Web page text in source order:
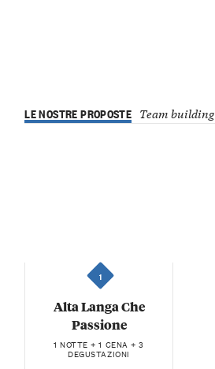
LE NOSTRE PROPOSTE Team building
1
Alta Langa Che
Passione
1 NOTTE + 1 CENA + 3
DEGUSTAZIONI